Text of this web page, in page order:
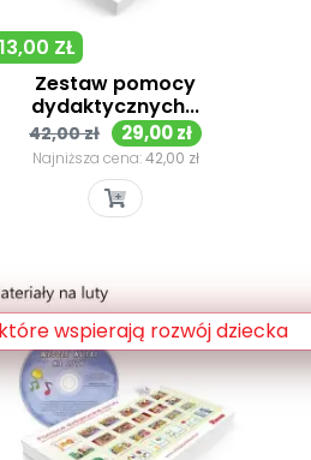
Zestaw pomocy
dydaktycznych...
Cena
podstawowa
42,00 zł Cena
29,00 zł
Najniższa cena:42,00 zł
ZŁ
Szybki podgląd